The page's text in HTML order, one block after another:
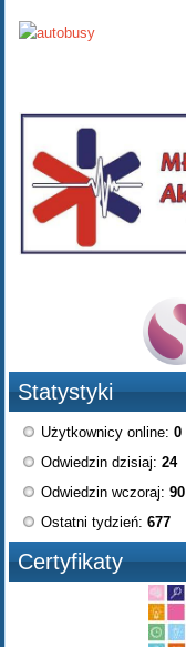
Statystyki
Użytkownicy online:0
Odwiedzin dzisiaj:24
Odwiedzin wczoraj:90
Ostatni tydzień:677
Certyfikaty